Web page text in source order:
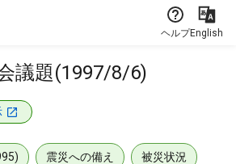
ヘルプEnglish
議題(1997/8/6)
震災への備え 被災状況